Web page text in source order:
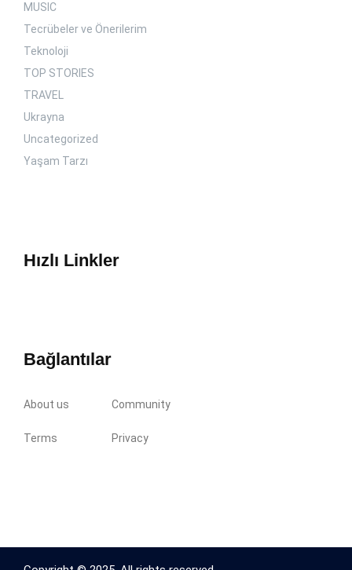
MUSIC
Tecrübeler ve Önerilerim
Teknoloji
TOP STORIES
TRAVEL
Ukrayna
Uncategorized
Yaşam Tarzı
Hızlı Linkler
Bağlantılar
About us Community
Terms Privacy